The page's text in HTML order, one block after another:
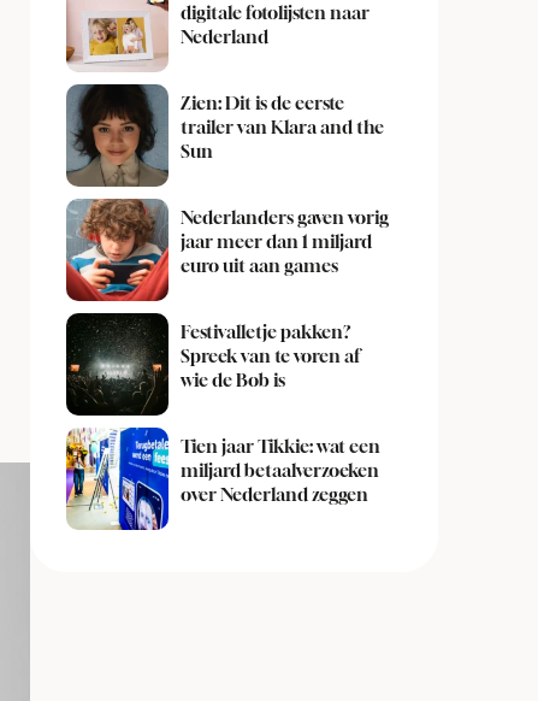
digitale fotolijsten naar
Nederland
Zien: Dit is de eerste
trailer van Klara and the
Sun
Nederlanders gaven vorig
jaar meer dan 1 miljard
euro uit aan games
Festivalletje pakken?
Spreek van te voren af
wie de Bob is
Tien jaar Tikkie: wat een
miljard betaalverzoeken
over Nederland zeggen